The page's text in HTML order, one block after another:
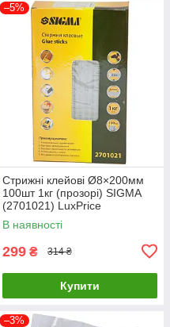
–5%
Стрижні клейові Ø8×200мм
100шт 1кг (прозорі) SIGMA
(2701021) LuxPrice
В наявності
299 ₴ 314 ₴
Купити
–3%